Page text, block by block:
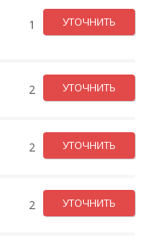
1 УТОЧНИТЬ
2 УТОЧНИТЬ
2 УТОЧНИТЬ
2 УТОЧНИТЬ